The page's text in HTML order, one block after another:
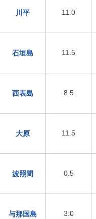
川平 11.0
石垣島 11.5
西表島 8.5
大原 11.5
波照間 0.5
与那国島 3.0